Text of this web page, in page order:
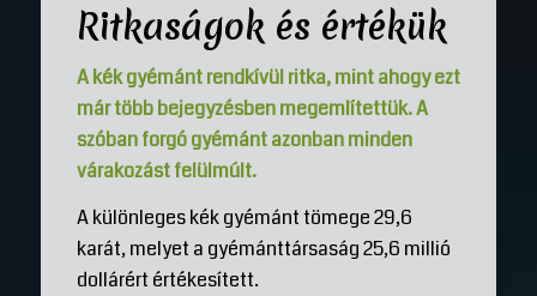
Ritkaságok és értékük
A kék gyémánt rendkívül ritka, mint ahogy ezt
már több bejegyzésben megemlítettük. A
szóban forgó gyémánt azonban minden
várakozást felülmúlt.
A különleges kék gyémánt tömege 29,6
karát, melyet a gyémánttársaság 25,6 millió
dollárért értékesített.